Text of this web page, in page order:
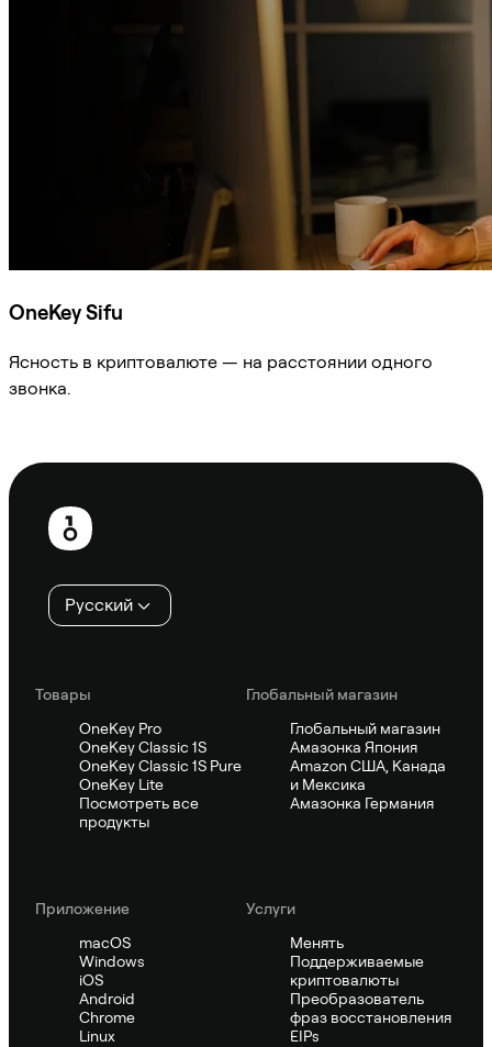
OneKey Sifu
Ясность в криптовалюте — на расстоянии одного
звонка.
Нижний
колонтитул
Русский
Товары
OneKey Pro
OneKey Classic 1S
OneKey Classic 1S Pure
OneKey Lite
Посмотреть все
продукты
Глобальный магазин
Глобальный магазин
Амазонка Япония
Amazon США, Канада
и Мексика
Амазонка Германия
Приложение
macOS
Windows
iOS
Android
Chrome
Linux
Услуги
Менять
Поддерживаемые
криптовалюты
Преобразователь
фраз восстановления
EIPs